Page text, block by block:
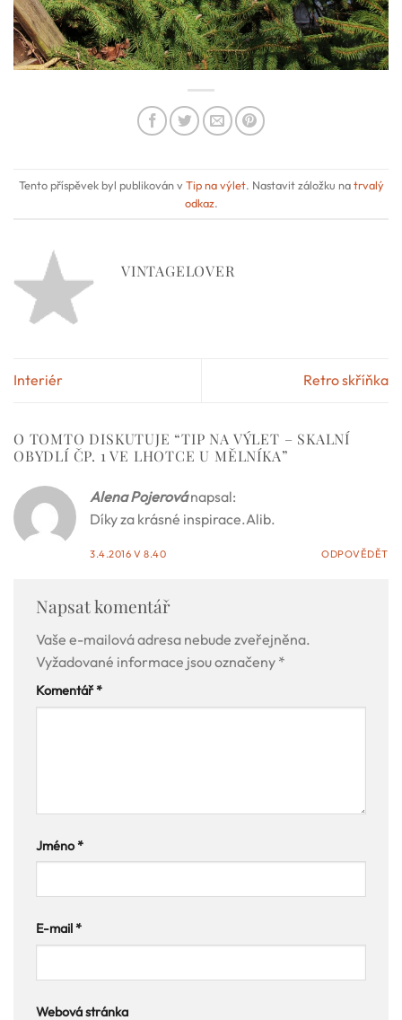
Tento příspěvek byl publikován v Tip na výlet. Nastavit záložku natrvalý
odkaz.
VINTAGELOVER
Interiér Retro skříňka
O TOMTO DISKUTUJE “TIP NA VÝLET – SKALNÍ
OBYDLÍ ČP. 1 VE LHOTCE U MĚLNÍKA”
Alena Pojerová napsal:
Díky za krásné inspirace.Alib.
3.4.2016 V 8.40 ODPOVĚDĚT
Napsat komentář
Vaše e-mailová adresa nebude zveřejněna.
Vyžadované informace jsou označeny *
Komentář*
Jméno*
E-mail *
Webová stránka